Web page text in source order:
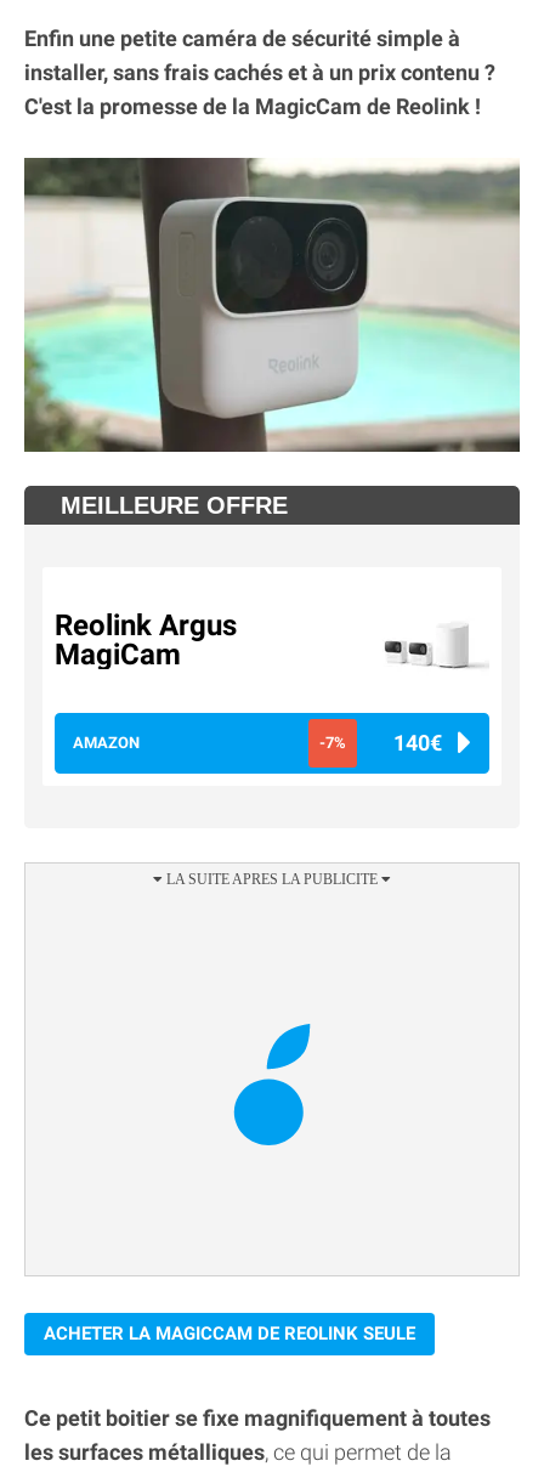
Enfin une petite caméra de sécurité simple à
installer, sans frais cachés et à un prix contenu ?
C'est la promesse de la MagicCam de Reolink !
MEILLEURE OFFRE
Reolink Argus
MagiCam
AMAZON -7% 140€
ACHETER LA MAGICCAM DE REOLINK SEULE
Ce petit boitier se fixe magnifiquement à toutes
les surfaces métalliques, ce qui permet de la